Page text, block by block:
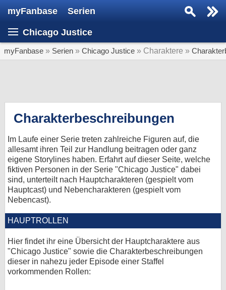
myFanbase Serien
Chicago Justice
myFanbase » Serien » Chicago Justice » Charaktere »
Charakterbeschreibungen
Im Laufe einer Serie treten zahlreiche Figuren auf, die
allesamt ihren Teil zur Handlung beitragen oder ganz
eigene Storylines haben. Erfahrt auf dieser Seite, welche
fiktiven Personen in der Serie "Chicago Justice" dabei
sind, unterteilt nach Hauptcharakteren (gespielt vom
Hauptcast) und Nebencharakteren (gespielt vom
Nebencast).
HAUPTROLLEN
Hier findet ihr eine Übersicht der Hauptcharaktere aus
"Chicago Justice" sowie die Charakterbeschreibungen
dieser in nahezu jeder Episode einer Staffel
vorkommenden Rollen:
SERIEN
KULTUR
Specials
SERVICE
Gewinnspiele
bei X
bei Facebook